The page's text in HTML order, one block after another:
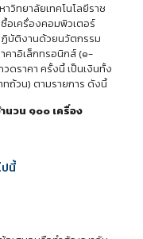
วิทยาลัยเทคโนโลยีราช
อเครื่องคอมพิวเตอร์
บัติงานด้วยนวัตกรรม
คาอิเล็กทรอนิกส์ (e-
ดราคา ครั้งนี้ เป็นเงินทั้ง
ถ้วน) ตามรายการ ดังนี้
น ๑๐๐ เครื่อง
นี้